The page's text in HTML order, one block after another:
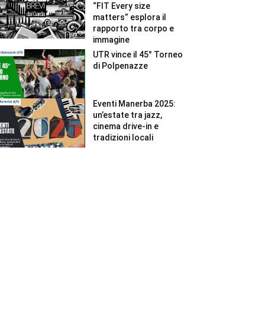
“FIT Every size
matters” esplora il
rapporto tra corpo e
immagine
UTR vince il 45° Torneo
di Polpenazze
Eventi Manerba 2025:
un’estate tra jazz,
cinema drive-in e
tradizioni locali